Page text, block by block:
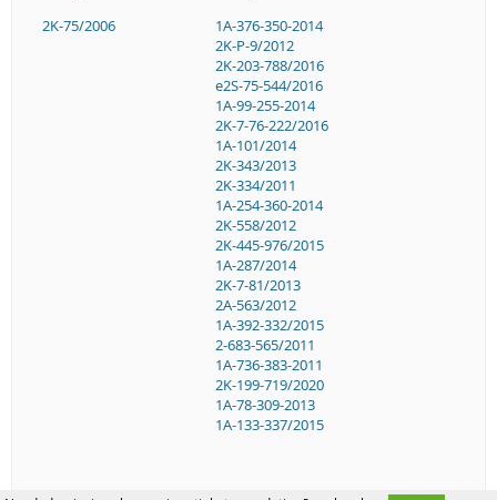
2K-75/2006
1A-376-350-2014
2K-P-9/2012
2K-203-788/2016
e2S-75-544/2016
1A-99-255-2014
2K-7-76-222/2016
1A-101/2014
2K-343/2013
2K-334/2011
1A-254-360-2014
2K-558/2012
2K-445-976/2015
1A-287/2014
2K-7-81/2013
2A-563/2012
1A-392-332/2015
2-683-565/2011
1A-736-383-2011
2K-199-719/2020
1A-78-309-2013
1A-133-337/2015